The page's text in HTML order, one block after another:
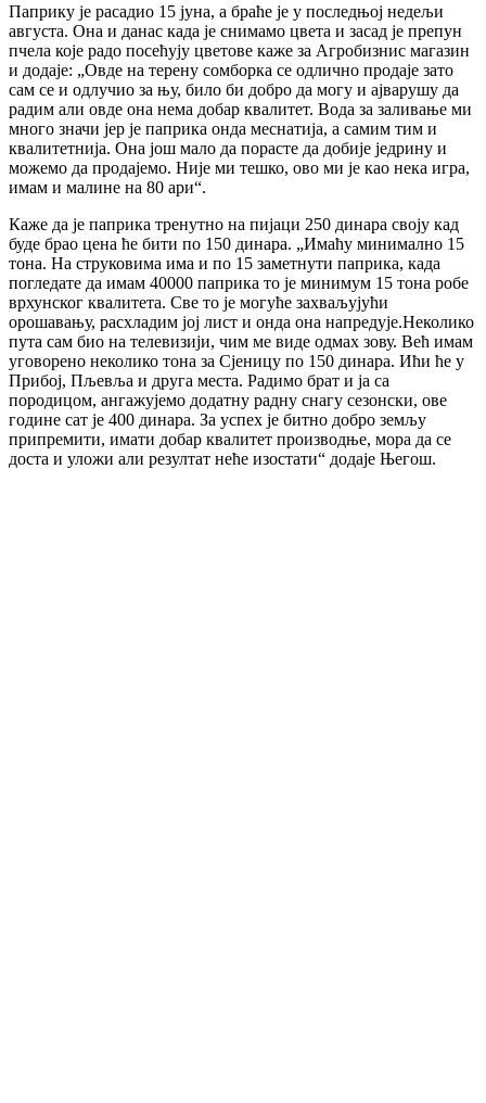
Паприку је расадио 15 јуна, а браће је у последњој недељи
августа. Она и данас када је снимамо цвета и засад је препун
пчела које радо посећују цветове каже за Агробизнис магазин
и додаје: „Овде на терену сомборка се одлично продаје зато
сам се и одлучио за њу, било би добро да могу и ајварушу да
радим али овде она нема добар квалитет. Вода за заливање ми
много значи јер је паприка онда меснатија, а самим тим и
квалитетнија. Она још мало да порасте да добије једрину и
можемо да продајемо. Није ми тешко, ово ми је као нека игра,
имам и малине на 80 ари“.
Каже да је паприка тренутно на пијаци 250 динара своју кад
буде брао цена ће бити по 150 динара. „Имаћу минимално 15
тона. На струковима има и по 15 заметнути паприка, када
погледате да имам 40000 паприка то је минимум 15 тона робе
врхунског квалитета. Све то је могуће захваљујући
орошавању, расхладим јој лист и онда она напредује.Неколико
пута сам био на телевизији, чим ме виде одмах зову. Већ имам
уговорено неколико тона за Сјеницу по 150 динара. Ићи ће у
Прибој, Пљевља и друга места. Радимо брат и ја са
породицом, ангажујемо додатну радну снагу сезонски, ове
године сат је 400 динара. За успех је битно добро земљу
припремити, имати добар квалитет производње, мора да се
доста и уложи али резултат неће изостати“ додаје Његош.